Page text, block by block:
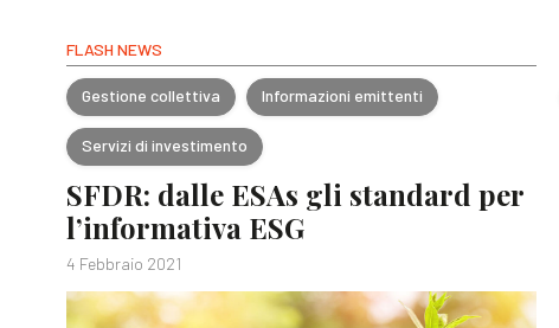
FLASH NEWS
Gestione collettiva Informazioni emittenti
Servizi di investimento
SFDR: dalle ESAs gli standard per
l’informativa ESG
4 Febbraio 2021